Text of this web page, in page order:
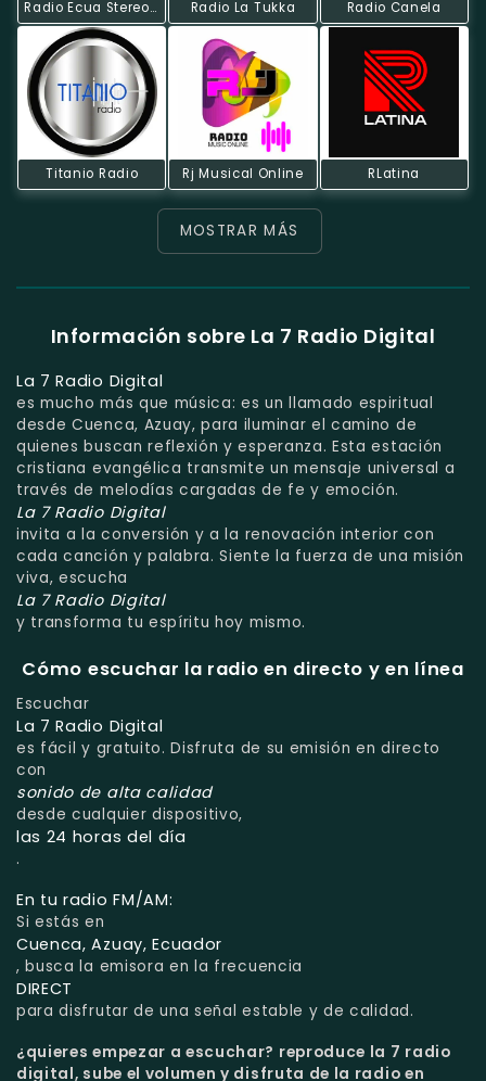
Radio Ecua Stereo HD Radio La Tukka Radio Canela
Titanio Radio Rj Musical Online RLatina
MOSTRAR MÁS
Información sobre La 7 Radio Digital
La 7 Radio Digital
es mucho más que música: es un llamado espiritual
desde Cuenca, Azuay, para iluminar el camino de
quienes buscan reflexión y esperanza. Esta estación
cristiana evangélica transmite un mensaje universal a
través de melodías cargadas de fe y emoción.
La 7 Radio Digital
invita a la conversión y a la renovación interior con
cada canción y palabra. Siente la fuerza de una misión
viva, escucha
La 7 Radio Digital
y transforma tu espíritu hoy mismo.
Cómo escuchar la radio en directo y en línea
Escuchar
La 7 Radio Digital
es fácil y gratuito. Disfruta de su emisión en directo
con
sonido de alta calidad
desde cualquier dispositivo,
las 24 horas del día
.
En tu radio FM/AM:
Si estás en
Cuenca, Azuay, Ecuador
, busca la emisora en la frecuencia
DIRECT
para disfrutar de una señal estable y de calidad.
¿quieres empezar a escuchar? reproduce la 7 radio
digital, sube el volumen y disfruta de la radio en